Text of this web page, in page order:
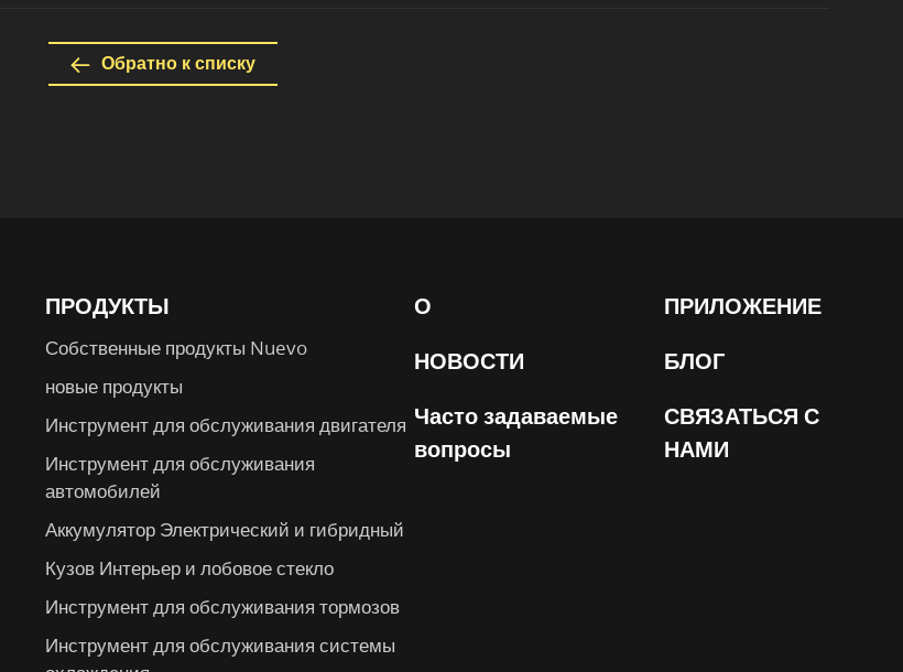
Обратно к списку
ПРОДУКТЫ
Собственные продукты Nuevo
новые продукты
Инструмент для обслуживания двигателя
Инструмент для обслуживания
автомобилей
Аккумулятор Электрический и гибридный
Кузов Интерьер и лобовое стекло
Инструмент для обслуживания тормозов
Инструмент для обслуживания системы
О
ПРИЛОЖЕНИЕ
НОВОСТИ
БЛОГ
Часто задаваемые
вопросы
СВЯЗАТЬСЯ С
НАМИ